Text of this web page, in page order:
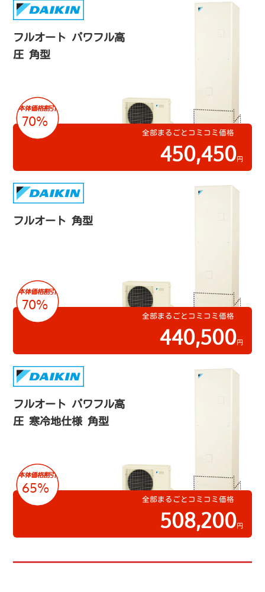
フルオート パワフル高
圧 角型
70%
全部まるごとコミコミ価格
450,450円
フルオート 角型
70%
全部まるごとコミコミ価格
440,500円
フルオート パワフル高
圧 寒冷地仕様 角型
65%
全部まるごとコミコミ価格
508,200円